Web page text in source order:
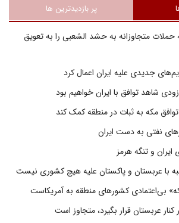
پر بازدیدترین ها
متجاوزانه به حشد الشعبی را به تعویق
جدیدی علیه ایران اعمال کرد
شاهد توافق با ایران خواهیم بود
توافق مکه به ثبات در منطقه کمک کند
و تنگه هرمز
با عربستان و پاکستان علیه هیچ کشوری نیست
بی‌اعتمادی کشورهای منطقه به آمریکاست
عربستان قرار بگیرد، متجاوز است